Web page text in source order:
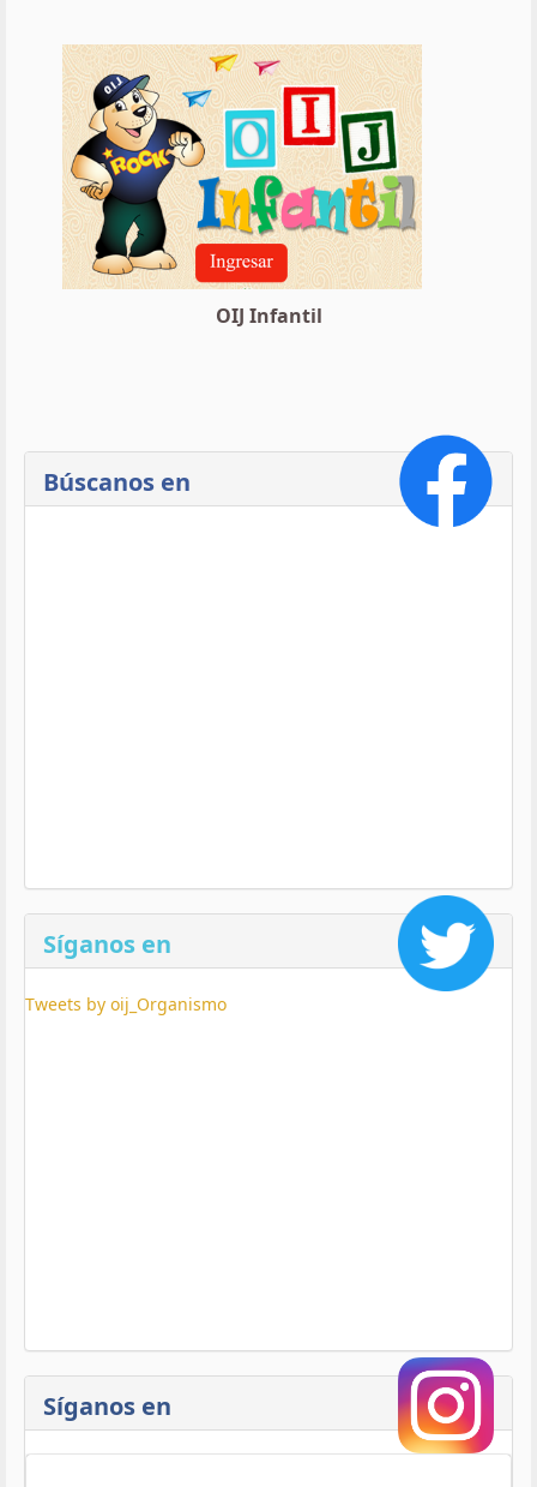
OIJ Infantil
Búscanos en
Síganos en
Tweets by oij_Organismo
Síganos en